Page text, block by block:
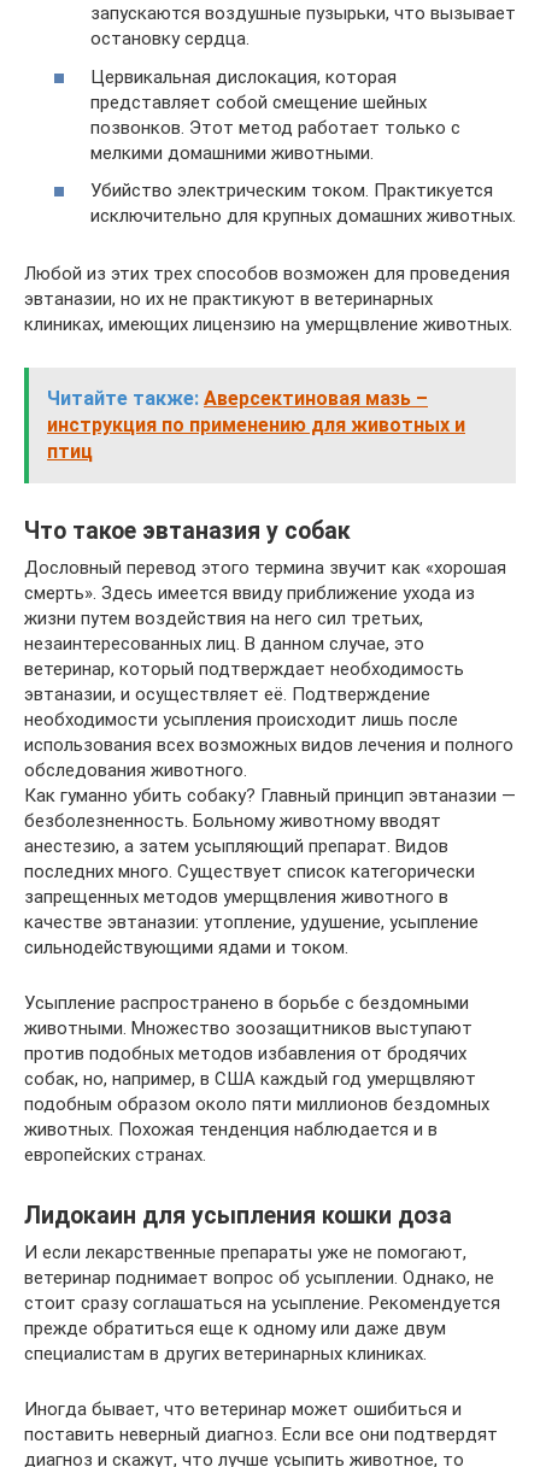
запускаются воздушные пузырьки, что вызывает
остановку сердца.
Цервикальная дислокация, которая
представляет собой смещение шейных
позвонков. Этот метод работает только с
мелкими домашними животными.
Убийство электрическим током. Практикуется
исключительно для крупных домашних животных.
Любой из этих трех способов возможен для проведения
эвтаназии, но их не практикуют в ветеринарных
клиниках, имеющих лицензию на умерщвление животных.
Читайте также: Аверсектиновая мазь –
инструкция по применению для животных и
птиц
Что такое эвтаназия у собак
Дословный перевод этого термина звучит как «хорошая
смерть». Здесь имеется ввиду приближение ухода из
жизни путем воздействия на него сил третьих,
незаинтересованных лиц. В данном случае, это
ветеринар, который подтверждает необходимость
эвтаназии, и осуществляет её. Подтверждение
необходимости усыпления происходит лишь после
использования всех возможных видов лечения и полного
обследования животного.
Как гуманно убить собаку? Главный принцип эвтаназии —
безболезненность. Больному животному вводят
анестезию, а затем усыпляющий препарат. Видов
последних много. Существует список категорически
запрещенных методов умерщвления животного в
качестве эвтаназии: утопление, удушение, усыпление
сильнодействующими ядами и током.
Усыпление распространено в борьбе с бездомными
животными. Множество зоозащитников выступают
против подобных методов избавления от бродячих
собак, но, например, в США каждый год умерщвляют
подобным образом около пяти миллионов бездомных
животных. Похожая тенденция наблюдается и в
европейских странах.
Лидокаин для усыпления кошки доза
И если лекарственные препараты уже не помогают,
ветеринар поднимает вопрос об усыплении. Однако, не
стоит сразу соглашаться на усыпление. Рекомендуется
прежде обратиться еще к одному или даже двум
специалистам в других ветеринарных клиниках.
Иногда бывает, что ветеринар может ошибиться и
поставить неверный диагноз. Если все они подтвердят
диагноз и скажут, что лучше усыпить животное, то